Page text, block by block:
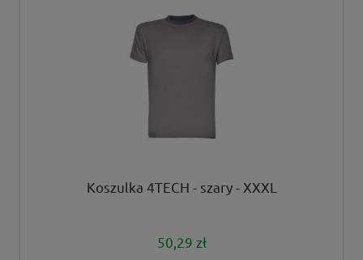
Koszulka 4TECH - szary - XXXL
50,29 zł